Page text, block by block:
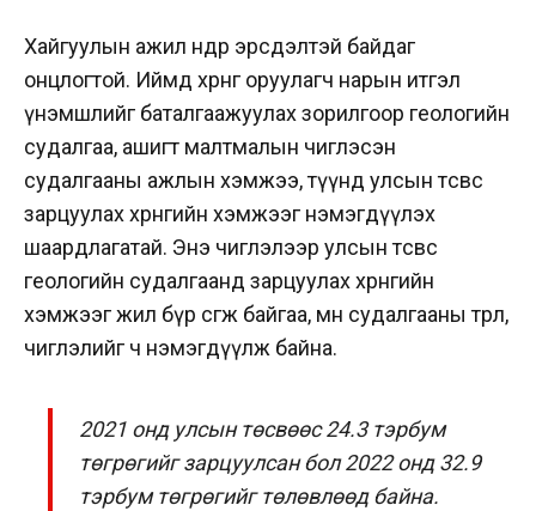
Хайгуулын ажил өндөр эрсдэлтэй байдаг
онцлогтой. Иймд хөрөнгө оруулагч нарын итгэл
үнэмшлийг баталгаажуулах зорилгоор геологийн
судалгаа, ашигт малтмалын чиглэсэн
судалгааны ажлын хэмжээ, түүнд улсын төсвөөс
зарцуулах хөрөнгийн хэмжээг нэмэгдүүлэх
шаардлагатай. Энэ чиглэлээр улсын төсвөөс
геологийн судалгаанд зарцуулах хөрөнгийн
хэмжээг жил бүр өсгөж байгаа, мөн судалгааны төрөл,
чиглэлийг ч нэмэгдүүлж байна.
2021 онд улсын төсвөөс 24.3 тэрбум
төгрөгийг зарцуулсан бол 2022 онд 32.9
тэрбум төгрөгийг төлөвлөөд байна.